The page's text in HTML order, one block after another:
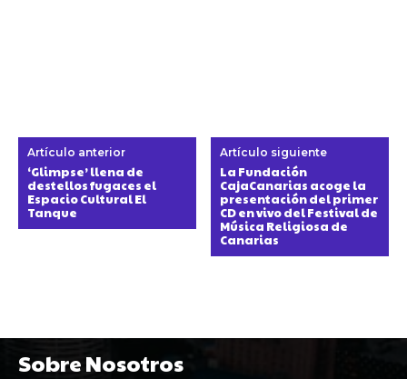
Artículo anterior
‘Glimpse’ llena de
destellos fugaces el
Espacio Cultural El
Tanque
Artículo siguiente
La Fundación
CajaCanarias acoge la
presentación del primer
CD en vivo del Festival de
Música Religiosa de
Canarias
Sobre Nosotros